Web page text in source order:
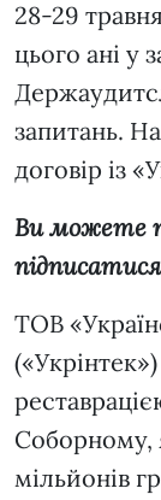
28-29
цього ані у
запитань.
договір із
Ви можете
ТОВ
Соборному,
мільйонів